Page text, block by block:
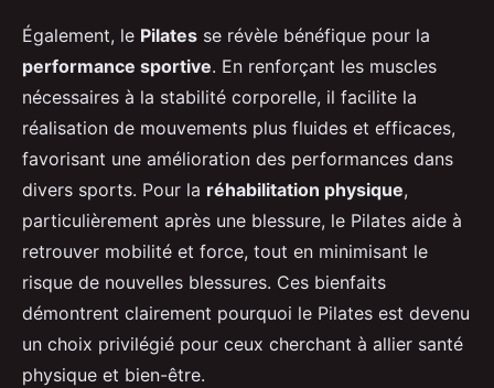
Également, le Pilates se révèle bénéfique pour la
performance sportive. En renforçant les muscles
nécessaires à la stabilité corporelle, il facilite la
réalisation de mouvements plus fluides et efficaces,
favorisant une amélioration des performances dans
divers sports. Pour la réhabilitation physique,
particulièrement après une blessure, le Pilates aide à
retrouver mobilité et force, tout en minimisant le
risque de nouvelles blessures. Ces bienfaits
démontrent clairement pourquoi le Pilates est devenu
un choix privilégié pour ceux cherchant à allier santé
physique et bien-être.